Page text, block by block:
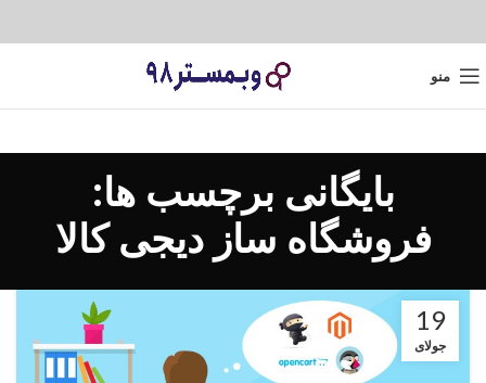
منو
بایگانی برچسب ها:
فروشگاه ساز دیجی کالا
19
جولای